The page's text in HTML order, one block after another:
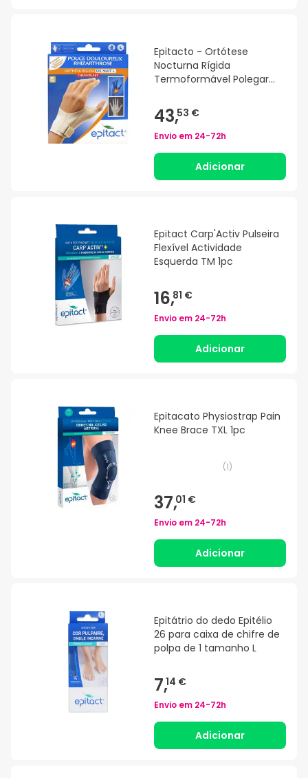
Epitacto - Ortótese
Nocturna Rígida
Termoformável Polegar
Direita Tamanho L
43,53 €
Envio em 24-72h
Adicionar
Epitact Carp'Activ Pulseira
Flexível Actividade
Esquerda TM 1pc
16,81 €
Envio em 24-72h
Adicionar
Epitacato Physiostrap Pain
Knee Brace TXL 1pc
(1)
37,01 €
Envio em 24-72h
Adicionar
Epitátrio do dedo Epitélio
26 para caixa de chifre de
polpa de 1 tamanho L
7,14 €
Envio em 24-72h
Adicionar